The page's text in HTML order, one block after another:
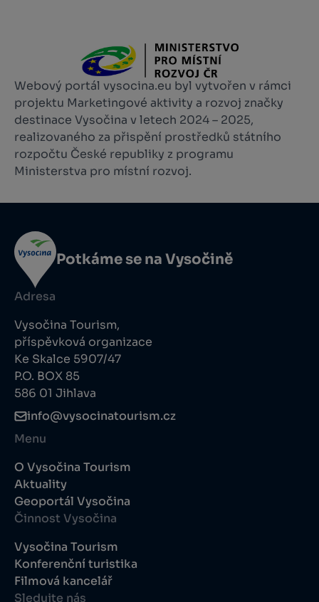
Webový portál vysocina.eu byl vytvořen v rámci
projektu Marketingové aktivity a rozvoj značky
destinace Vysočina v letech 2024 – 2025,
realizovaného za přispění prostředků státního
rozpočtu České republiky z programu
Ministerstva pro místní rozvoj.
Potkáme se na Vysočině
Adresa
Vysočina Tourism,
příspěvková organizace
Ke Skalce 5907/47
P.O. BOX 85
586 01 Jihlava
info@vysocinatourism.cz
Menu
O Vysočina Tourism
Aktuality
Geoportál Vysočina
Činnost Vysočina
Vysočina Tourism
Konferenční turistika
Filmová kancelář
Sledujte nás